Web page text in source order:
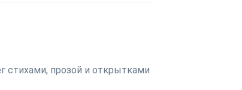
стихами, прозой и открытками